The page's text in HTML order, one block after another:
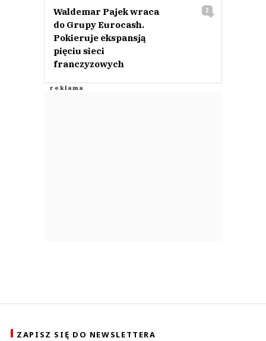
Waldemar Pajek wraca
do Grupy Eurocash.
Pokieruje ekspansją
pięciu sieci
franczyzowych
2
ZAPISZ SIĘ DO NEWSLETTERA